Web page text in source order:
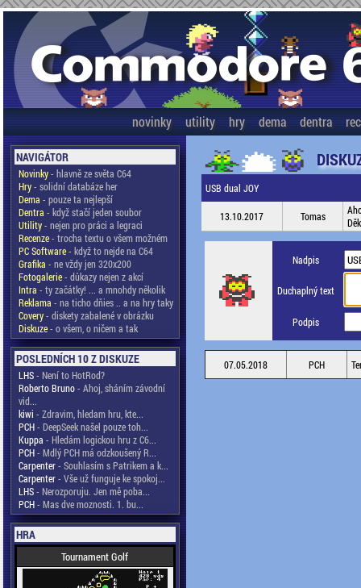
novinky utility hry dema dentra
NAVIGÁTOR
Novinky- hlavně ze světa C64
Hry- solidní databáze her
Dema - pouze ta nejlepší
Dentra - když stačí jeden soubor
Utility- nejen pro práci a legraci
Recenze- trocha textu o všem možném
PC Software- když to nejde na C64
Grafika - ne vždy jen 320x200
Fotogalerie- důkazy nejen z akcí
Intra - ty začátky! ... a mnohdy několik
Reklama - na ticho dňies .. a na hry taky
Covery- diskety zabalené v obrázku
Diskuze- o všem, o ničem a tak
POSLEDNÍCH 10 Z DISKUZE
LHS- Není to HotRod?
Roberto Bruno- Ahoj, sháním závodní
vid...
kiwi - Zdravim, hledam hru, kte...
PCH- DeepSeek našel pouze toh...
Kuppa - Hledám logickou hru z C6...
PCH- Mdlý PCH má odzkoušený R...
Carpenter- Souhlasím s Patrikem a k...
Carpenter- Vše už funguje ke spokoj...
LHS- Nerozporuju. Jen mě poba...
PCH- Mas dve moznosti. 1. bu...
HRA
Tournament Golf
USB dual JOY
13.10.2017 Tomas
Nadpis
Duchaplný text
Podpis
07.05.2018 PCH